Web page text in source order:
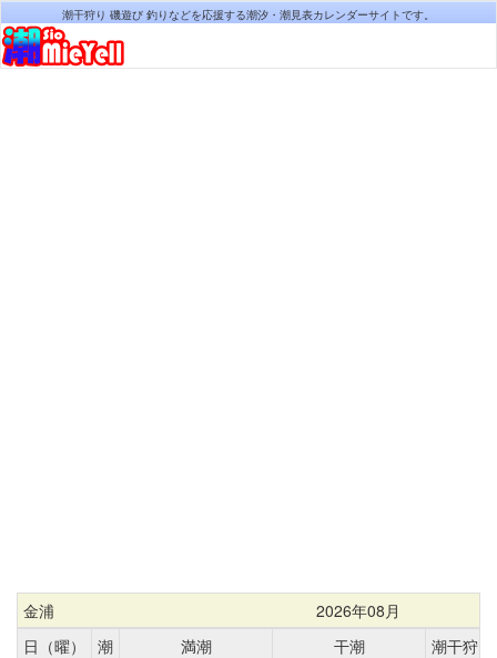
潮干狩り 磯遊び 釣りなどを応援する潮汐・潮見表カレンダーサイトです。
金浦
2026年08月
日（曜）
潮 満潮 干潮 潮干狩